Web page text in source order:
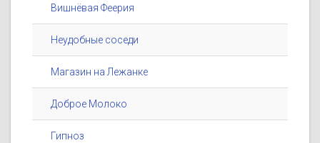
Вишнёвая Феерия
Неудобные соседи
Магазин на Лежанке
Доброе Молоко
Гипноз